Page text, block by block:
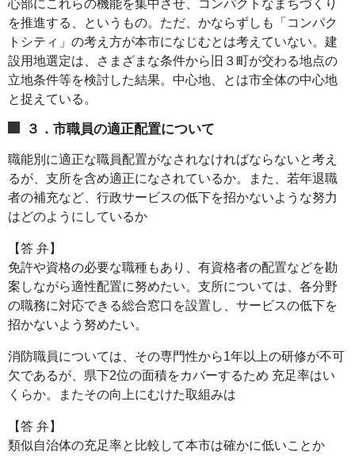
心部にこれらの機能を集中させ、コンパクトなまちづくり
を推進する、というもの。ただ、かならずしも「コンパク
トシティ」の考え方が本市になじむとは考えていない。建
設用地選定は、さまざまな条件から旧３町が交わる地点の
立地条件等を検討した結果。中心地、とは市全体の中心地
と捉えている。
３．市職員の適正配置について
職能別に適正な職員配置がなされなければならないと考え
るが、支所を含め適正になされているか。また、若年退職
者の補充など、行政サービスの低下を招かないような努力
はどのようにしているか
【答 弁】
免許や資格の必要な職種もあり、有資格者の配置などを勘
案しながら適性配置に努めたい。支所については、各分野
の職務に対応できる総合窓口を設置し、サービスの低下を
招かないよう努めたい。
消防職員については、その専門性から1年以上の研修が不可
欠であるが、県下2位の面積をカバーするため 充足率はい
くらか。またその向上にむけた取組みは
【答 弁】
類似自治体の充足率と比較して本市は確かに低いことか